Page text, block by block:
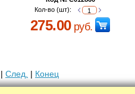
Кол-во (шт):
275.00руб.
| След. | Конец